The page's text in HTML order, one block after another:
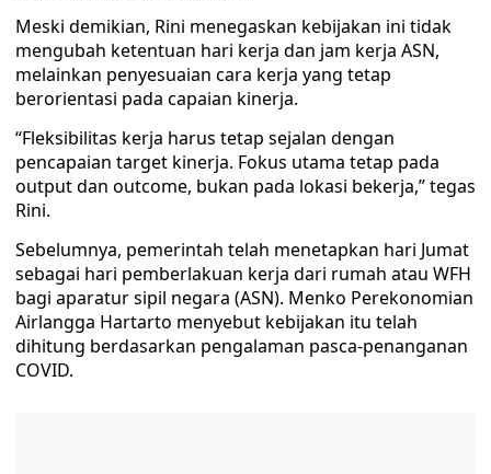
Meski demikian, Rini menegaskan kebijakan ini tidak
mengubah ketentuan hari kerja dan jam kerja ASN,
melainkan penyesuaian cara kerja yang tetap
berorientasi pada capaian kinerja.
“Fleksibilitas kerja harus tetap sejalan dengan
pencapaian target kinerja. Fokus utama tetap pada
output dan outcome, bukan pada lokasi bekerja,” tegas
Rini.
Sebelumnya, pemerintah telah menetapkan hari Jumat
sebagai hari pemberlakuan kerja dari rumah atau WFH
bagi aparatur sipil negara (ASN). Menko Perekonomian
Airlangga Hartarto menyebut kebijakan itu telah
dihitung berdasarkan pengalaman pasca-penanganan
COVID.